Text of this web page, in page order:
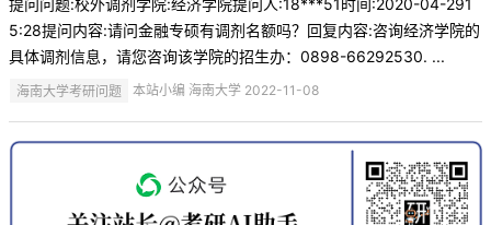
提问问题:校外调剂学院:经济学院提问人:18***51时间:2020-04-291
5:28提问内容:请问金融专硕有调剂名额吗？回复内容:咨询经济学院的
具体调剂信息，请您咨询该学院的招生办：0898-66292530. ...
海南大学考研问题 本站小编 海南大学 2022-11-08